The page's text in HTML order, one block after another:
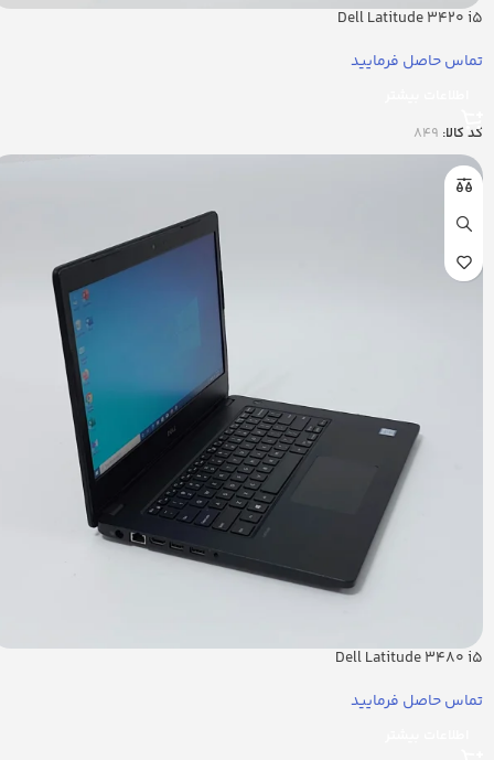
Dell Latitude 3420 i5
تماس حاصل فرمایید
کد کالا: 849
Dell Latitude 3480 i5
تماس حاصل فرمایید